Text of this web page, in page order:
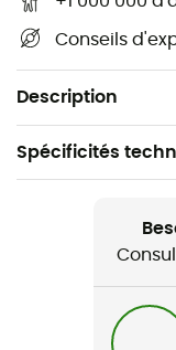
Conseils
Description
Tige : 80 %
Doublure :
Hauteur du
Spécificités